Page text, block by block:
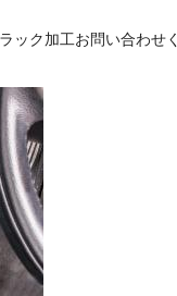
ック加工お問い合わせく